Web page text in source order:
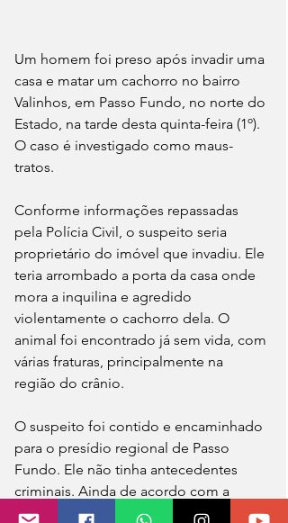
Um homem foi preso após invadir uma
casa e matar um cachorro no bairro
Valinhos, em Passo Fundo, no norte do
Estado, na tarde desta quinta-feira (1º).
O caso é investigado como maus-
tratos.
Conforme informações repassadas
pela Polícia Civil, o suspeito seria
proprietário do imóvel que invadiu. Ele
teria arrombado a porta da casa onde
mora a inquilina e agredido
violentamente o cachorro dela. O
animal foi encontrado já sem vida, com
várias fraturas, principalmente na
região do crânio.
O suspeito foi contido e encaminhado
para o presídio regional de Passo
Fundo. Ele não tinha antecedentes
criminais. Ainda de acordo com a
investigação, o cão havia sido adotado